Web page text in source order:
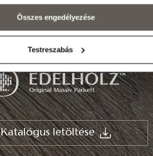
Összes engedélyezése
Testreszabás
Katalógus letöltése